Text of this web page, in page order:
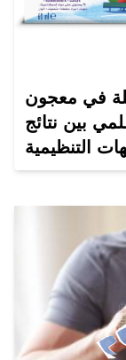
في معجون
بين نتائج
التنظيمية